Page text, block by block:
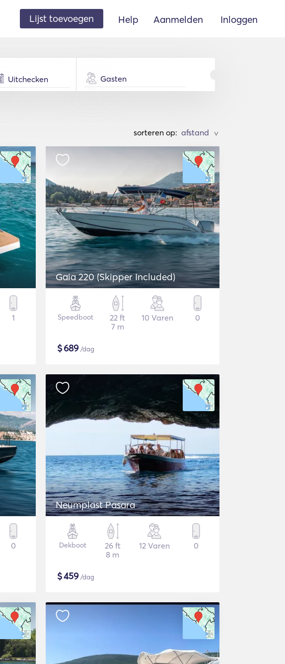
Lijst toevoegen Help Aanmelden Inloggen
Gasten
sorteren op: >
1
Gaia 220 (Skipper Included)
Speedboot
22 ft
7 m
10 Varen 0
$689/dag
0
Neumplast Pasara
Dekboot
26 ft
8 m
12 Varen 0
$459/dag